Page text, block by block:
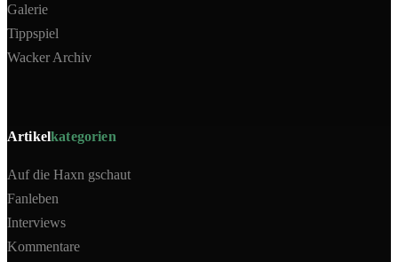
Galerie
Tippspiel
Wacker Archiv
Artikelkategorien
Auf die Haxn gschaut
Fanleben
Interviews
Kommentare